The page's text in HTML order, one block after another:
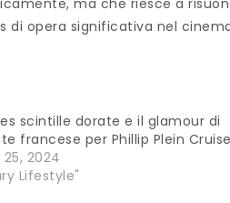
ma che riesce a
di opera significativa nel
scintille dorate e il glamour di
francese per Phillip Plein
2024
Lifestyle"